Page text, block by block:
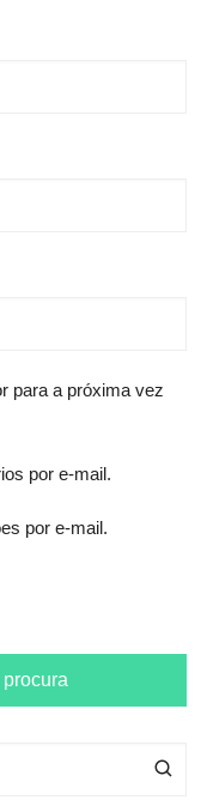
para a próxima vez
por e-mail.
por e-mail.